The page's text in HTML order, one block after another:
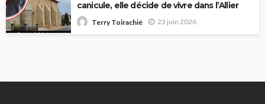
canicule, elle décide de vivre dans l’Allier
Terry Toirachié 23 juin 2026